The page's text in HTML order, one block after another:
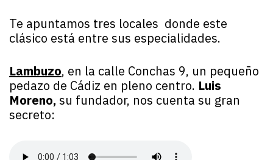
Te apuntamos tres locales donde este
clásico está entre sus especialidades.
Lambuzo, en la calle Conchas 9, un pequeño
pedazo de Cádiz en pleno centro. Luis
Moreno, su fundador, nos cuenta su gran
secreto: